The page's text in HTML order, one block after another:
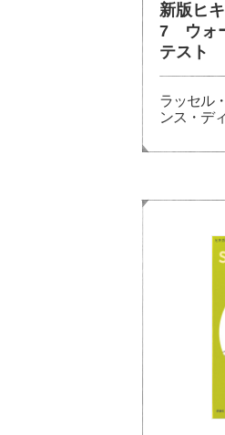
新版ヒ
7 ウォ
テスト
ラッセル
ンス・デ